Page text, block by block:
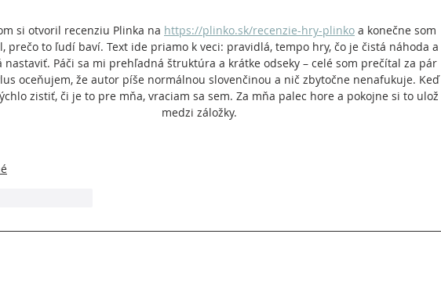
si otvoril recenziu Plinka na https://plinko.sk/recenzie-hry-plinko a konečne som
prečo to ľudí baví. Text ide priamo k veci: pravidlá, tempo hry, čo je čistá náhoda a
nastaviť. Páči sa mi prehľadná štruktúra a krátke odseky – celé som prečítal za pár
oceňujem, že autor píše normálnou slovenčinou a nič zbytočne nenafukuje. Keď
zistiť, či je to pre mňa, vraciam sa sem. Za mňa palec hore a pokojne si to ulož
medzi záložky.